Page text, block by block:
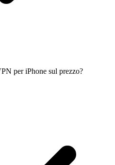
per iPhone sul prezzo?